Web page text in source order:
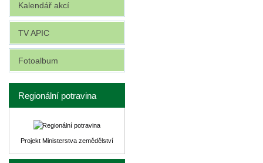
Kalendář akcí
TV APIC
Fotoalbum
Regionální potravina
Projekt Ministerstva zemědělství